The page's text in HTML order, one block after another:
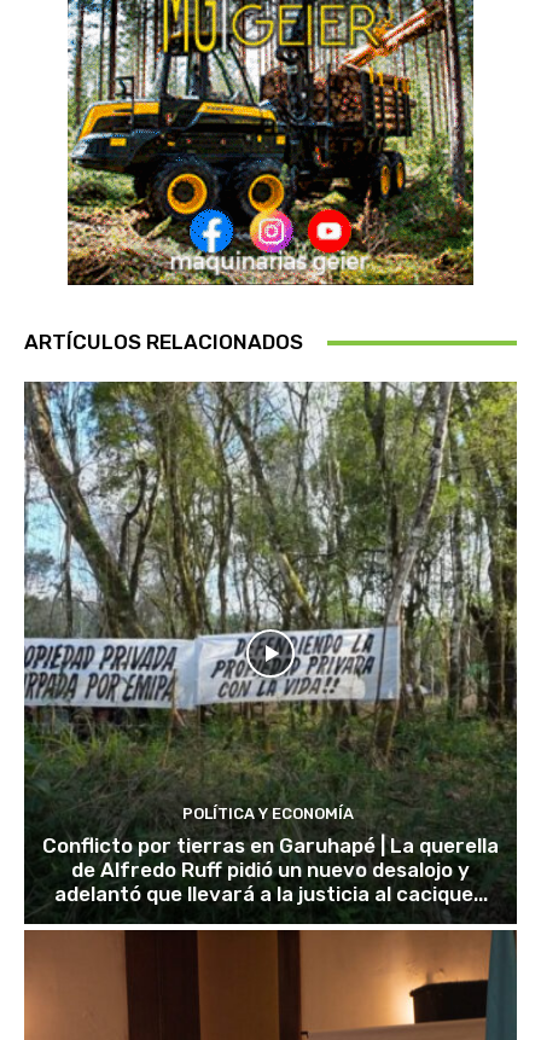
ARTÍCULOS RELACIONADOS
POLÍTICA Y ECONOMÍA
Conflicto por tierras en Garuhapé | La querella
de Alfredo Ruff pidió un nuevo desalojo y
adelantó que llevará a la justicia al cacique...